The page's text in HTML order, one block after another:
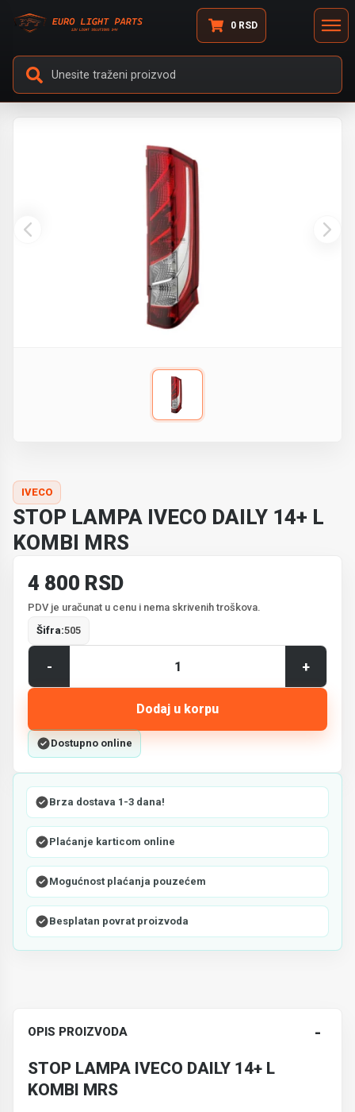
0 RSD
IVECO
STOP LAMPA IVECO DAILY 14+ L
KOMBI MRS
4 800 RSD
PDV je uračunat u cenu i nema skrivenih troškova.
Šifra:505
- +
Dodaj u korpu
Dostupno online
Brza dostava 1-3 dana!
Plaćanje karticom online
Mogućnost plaćanja pouzećem
Besplatan povrat proizvoda
OPIS PROIZVODA
STOP LAMPA IVECO DAILY 14+ L
KOMBI MRS
-